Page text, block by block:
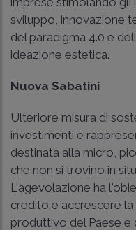
sviluppo, innovazione
del paradigma 4.0 e
ideazione estetica.
Nuova Sabatini
Ulteriore misura di
investimenti è
destinata alla micro,
che non si trovino in
L'agevolazione ha
credito e accrescere
produttivo del Paese e